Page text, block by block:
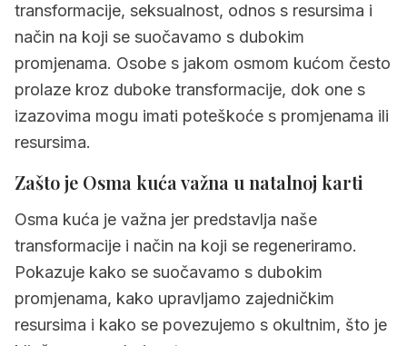
Osma kuća u vagi
3.8 Osma kuća u škorpionu
3.9 Osma kuća u strijelcu
Osma kuća u vodenjaku
4. Brzi sažetak Osma kuća
5. Često postavljana pitanja o osma kuća
transformacije, seksualnost, odnos s resursima i
način na koji se suočavamo s dubokim
promjenama. Osobe s jakom osmom kućom često
prolaze kroz duboke transformacije, dok one s
izazovima mogu imati poteškoće s promjenama ili
resursima.
Zašto je Osma kuća važna u natalnoj karti
Osma kuća je važna jer predstavlja naše
transformacije i način na koji se regeneriramo.
Pokazuje kako se suočavamo s dubokim
promjenama, kako upravljamo zajedničkim
resursima i kako se povezujemo s okultnim, što je